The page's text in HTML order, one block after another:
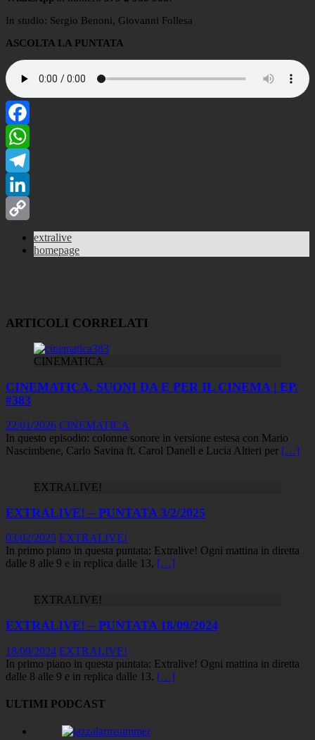
In studio: Sergio Benoni, Giovanni Follesa
ASCOLTA LA PUNTATA
Facebook
WhatsApp
Telegram
LinkedIn
Link
extralive
homepage
ARTICOLI CORRELATI
CINEMATICA
CINEMATICA, SUONI DA E PER IL CINEMA | EP.
#383
22/01/2026 CINEMATICA
In questo episodio: colonne sonore in versione estesa con Mario
Nascimbene, Carlo Savina ft. Carol Danell e Lucia Altieri per […]
EXTRALIVE!
EXTRALIVE! – PUNTATA 3/2/2025
03/02/2025 EXTRALIVE!
In primo piano in questa puntata: Extralive! Ogni mattina in diretta
dalle 8 alle 9 e in replica dalle 13, […]
EXTRALIVE!
EXTRALIVE! – PUNTATA 18/09/2024
18/09/2024 EXTRALIVE!
In primo piano in questa puntata: Extralive! Ogni mattina in diretta
dalle 8 alle 9 e in replica dalle 13, […]
ULTIMI PODCAST